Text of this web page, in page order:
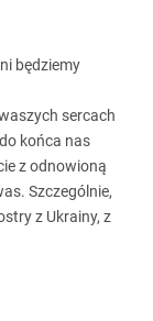
będziemy
sercach
końca nas
zodnowioną
Szczególnie,
z Ukrainy, z